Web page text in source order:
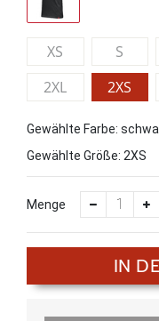
XS S
2XL
2XS
Gewählte Farbe:
Gewählte Größe: 2XS
Menge
IN